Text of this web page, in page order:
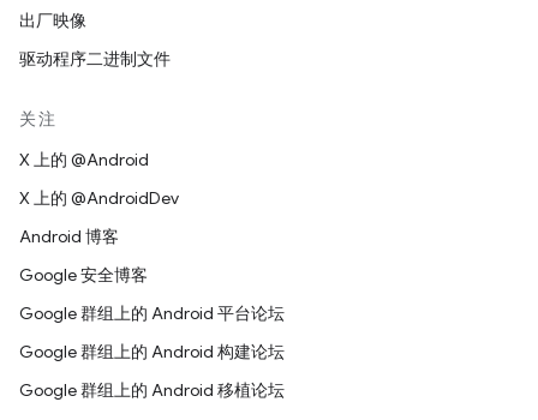
出厂映像
驱动程序二进制文件
关注
X 上的 @Android
X 上的 @AndroidDev
Android 博客
Google 安全博客
Google 群组上的 Android 平台论坛
Google 群组上的 Android 构建论坛
Google 群组上的 Android 移植论坛